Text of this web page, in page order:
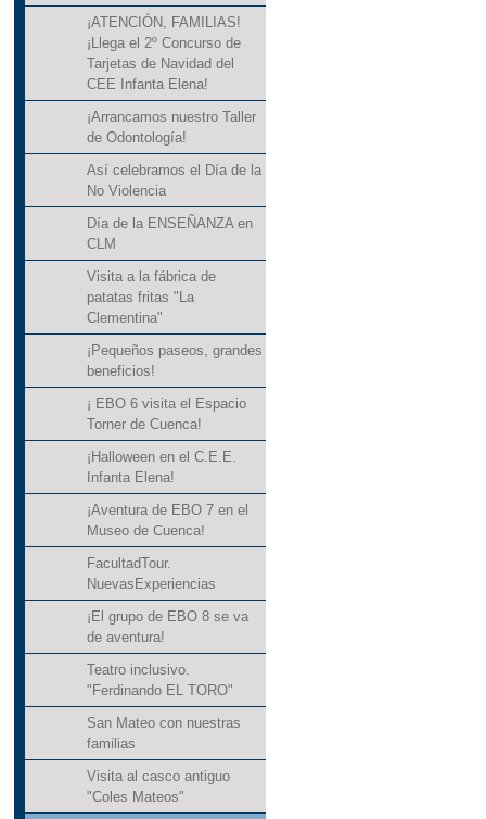
¡ATENCIÓN, FAMILIAS!
¡Llega el 2º Concurso de
Tarjetas de Navidad del
CEE Infanta Elena!
¡Arrancamos nuestro Taller
de Odontología!
Así celebramos el Día de la
No Violencia
Día de la ENSEÑANZA en
CLM
Visita a la fábrica de
patatas fritas "La
Clementina"
¡Pequeños paseos, grandes
beneficios!
¡ EBO 6 visita el Espacio
Torner de Cuenca!
¡Halloween en el C.E.E.
Infanta Elena!
¡Aventura de EBO 7 en el
Museo de Cuenca!
FacultadTour.
NuevasExperiencias
¡El grupo de EBO 8 se va
de aventura!
Teatro inclusivo.
"Ferdinando EL TORO"
San Mateo con nuestras
familias
Visita al casco antiguo
"Coles Mateos"